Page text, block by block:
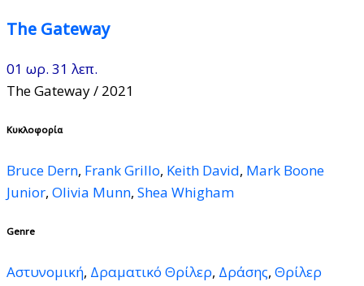
The Gateway
01 ωρ. 31 λεπ.
The Gateway/ 2021
Κυκλοφορία
Bruce Dern, Frank Grillo, Keith David, Mark Boone
Junior, Olivia Munn, Shea Whigham
Genre
Αστυνομική, Δραματικό Θρίλερ, Δράσης, Θρίλερ